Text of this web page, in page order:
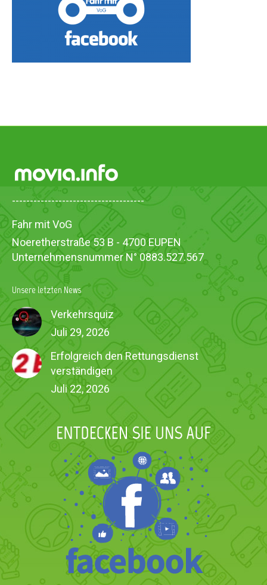
-------------------------------------
Fahr mit VoG
Noeretherstraße 53 B - 4700 EUPEN
Unternehmensnummer N° 0883.527.567
Unsere letzten News
Verkehrsquiz
Juli 29, 2026
Erfolgreich den Rettungsdienst
verständigen
Juli 22, 2026